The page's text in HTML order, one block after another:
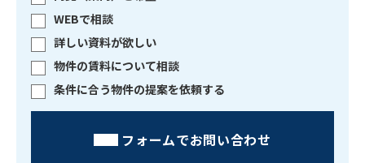
WEBで相談
詳しい資料が欲しい
物件の賃料について相談
条件に合う物件の提案を依頼する
フォームでお問い合わせ